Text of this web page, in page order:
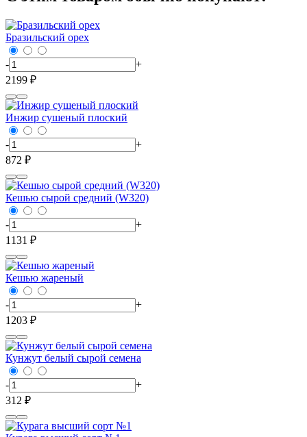
Бразильский орех
-
+
2199 ₽
Инжир сушеный плоский
-
+
872 ₽
Кешью сырой средний (W320)
-
+
1131 ₽
Кешью жареный
-
+
1203 ₽
Кунжут белый сырой семена
-
+
312 ₽